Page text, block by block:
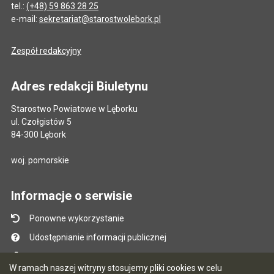
W ramach naszej witryny stosujemy pliki cookies w celu
tel.: (+48) 59 863 28 25
e-mail: sekretariat@starostwolebork.pl
Zespół redakcyjny
Adres redakcji Biuletynu
Starostwo Powiatowe w Lęborku
ul. Czołgistów 5
84-300 Lębork
woj. pomorskie
Informacje o serwisie
Ponowne wykorzystanie
Udostępnianie informacji publicznej